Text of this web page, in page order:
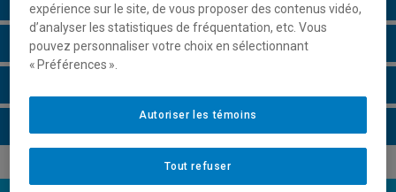
Horaire - Été 2026
expérience sur le site, de vous proposer des contenus vidéo,
d’analyser les statistiques de fréquentation, etc. Vous
pouvez personnaliser votre choix en sélectionnant
« Préférences ».
Tout refuser
Autoriser les témoins